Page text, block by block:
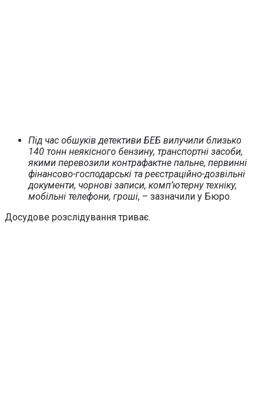
Під час обшуків детективи БЕБ вилучили близько
140 тонн неякісного бензину, транспортні засоби,
якими перевозили контрафактне пальне, первинні
фінансово-господарські та реєстраційно-дозвільні
документи, чорнові записи, комп’ютерну техніку,
мобільні телефони, гроші, – зазначили у Бюро.
Досудове розслідування триває.